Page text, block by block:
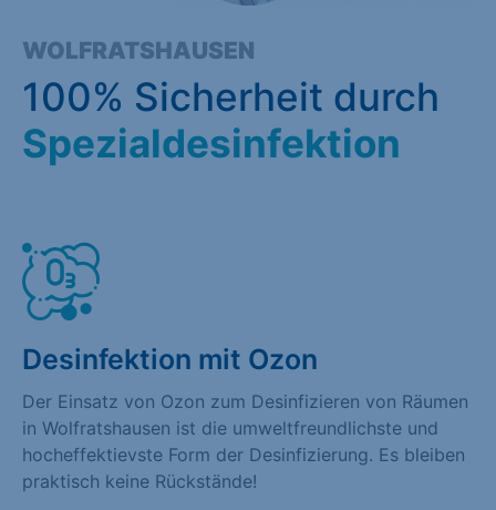
WOLFRATSHAUSEN
100% Sicherheit durch
Spezialdesinfektion
Desinfektion mit Ozon
Der Einsatz von Ozon zum Desinfizieren von Räumen
in Wolfratshausen ist die umweltfreundlichste und
hocheffektievste Form der Desinfizierung. Es bleiben
praktisch keine Rückstände!